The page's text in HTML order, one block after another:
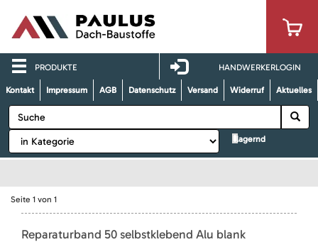
PRODUKTE HANDWERKERLOGIN
Kontakt Impressum AGB Datenschutz Versand Widerruf Aktuelles
lagernd
Seite 1 von 1
Reparaturband 50 selbstklebend Alu blank